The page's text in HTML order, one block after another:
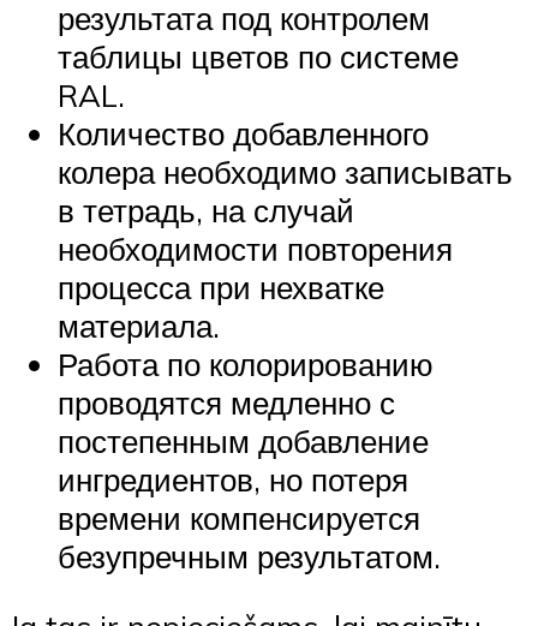
результата под контролем
таблицы цветов по системе
RAL.
Количество добавленного
колера необходимо записывать
в тетрадь, на случай
необходимости повторения
процесса при нехватке
материала.
Работа по колорированию
проводятся медленно с
постепенным добавление
ингредиентов, но потеря
времени компенсируется
безупречным результатом.